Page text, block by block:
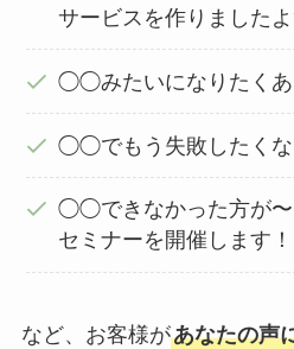
サービスを作りましたよ
◯◯みたいになりたくあ
◯◯でもう失敗したくな
◯◯できなかった方が〜
セミナーを開催します！
など、お客様があなたの声